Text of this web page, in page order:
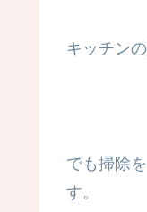
キッチン
でも掃除
す。